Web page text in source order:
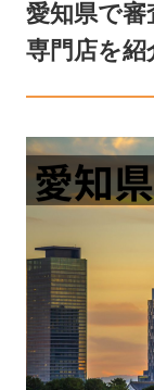
愛知県で審
専門店を紹